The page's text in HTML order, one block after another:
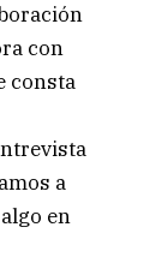
con
consta
a
en